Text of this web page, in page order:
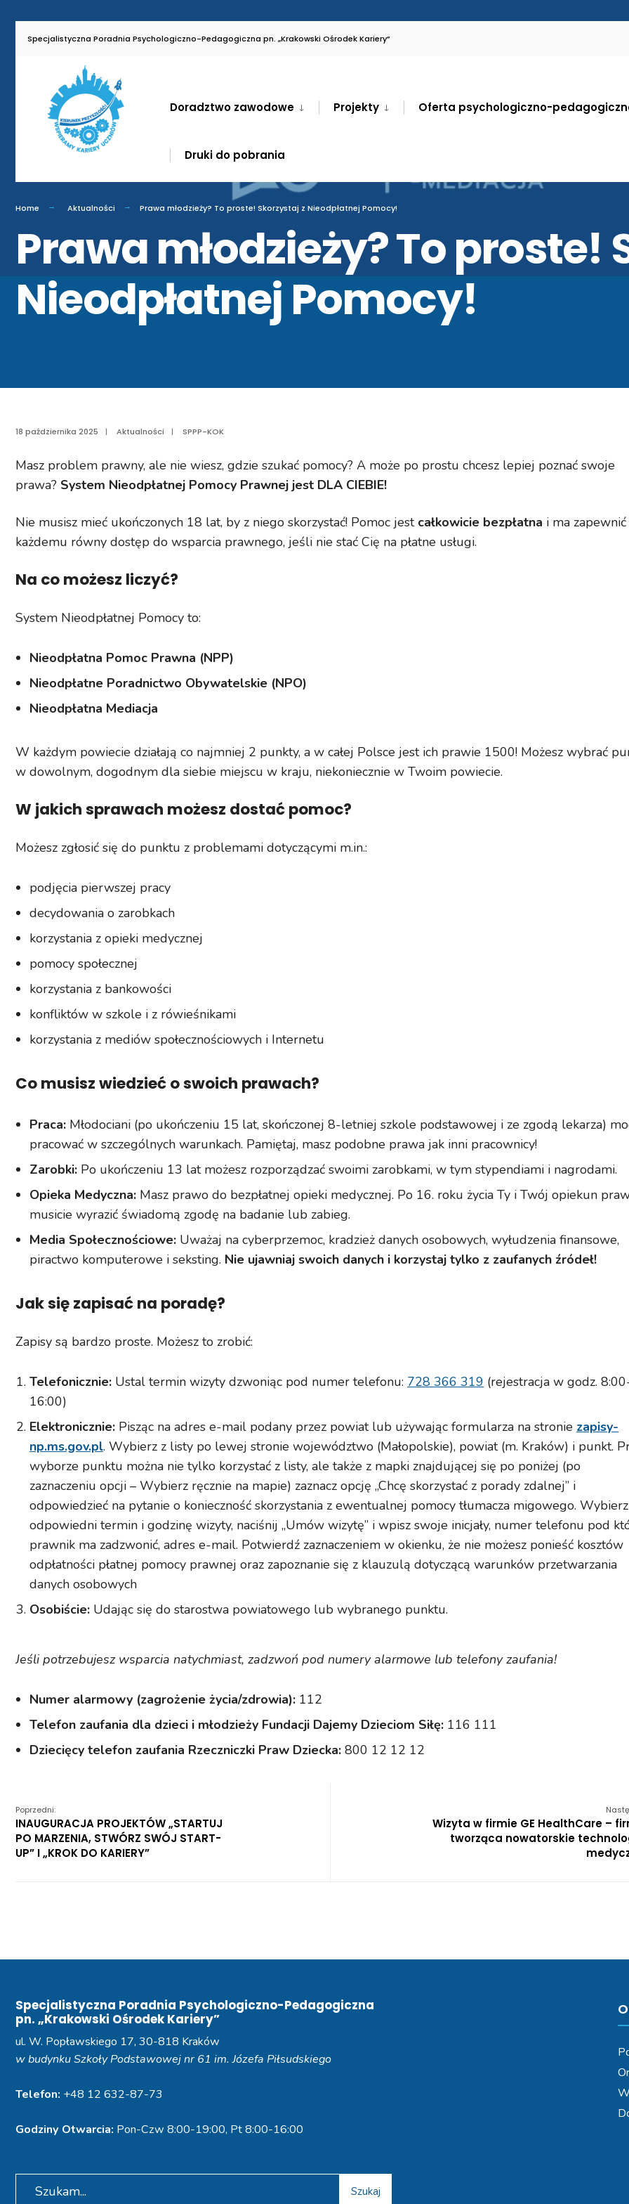
Specjalistyczna Poradnia Psychologiczno-Pedagogiczna pn. „Krakowski Ośrodek Kariery”
Doradztwo zawodowe Projekty Oferta psychologiczno-
Druki do pobrania
Home Aktualności Prawa młodzieży? To proste! Skorzystaj z Nieodpłatnej Pomocy!
Prawa młodzieży? To proste!
Nieodpłatnej Pomocy!
18 października 2025 | Aktualności | SPPP-KOK
Masz problem prawny, ale nie wiesz, gdzie szukać pomocy? A może po prostu chcesz lepiej poznać swoje
prawa? System Nieodpłatnej Pomocy Prawnej jest DLA CIEBIE!
Nie musisz mieć ukończonych 18 lat, by z niego skorzystać! Pomoc jest całkowicie bezpłatna i ma zapewnić
każdemu równy dostęp do wsparcia prawnego, jeśli nie stać Cię na płatne usługi.
Na co możesz liczyć?
System Nieodpłatnej Pomocy to:
Nieodpłatna Pomoc Prawna (NPP)
Nieodpłatne Poradnictwo Obywatelskie (NPO)
Nieodpłatna Mediacja
W każdym powiecie działają co najmniej 2 punkty, a w całej Polsce jest ich prawie 1500! Możesz wybrać
w dowolnym, dogodnym dla siebie miejscu w kraju, niekoniecznie w Twoim powiecie.
W jakich sprawach możesz dostać pomoc?
Możesz zgłosić się do punktu z problemami dotyczącymi m.in.:
podjęcia pierwszej pracy
decydowania o zarobkach
korzystania z opieki medycznej
pomocy społecznej
korzystania z bankowości
konfliktów w szkole i z rówieśnikami
korzystania z mediów społecznościowych i Internetu
Co musisz wiedzieć o swoich prawach?
Praca: Młodociani (po ukończeniu 15 lat, skończonej 8-letniej szkole podstawowej i ze zgodą lekarza)
pracować w szczególnych warunkach. Pamiętaj, masz podobne prawa jak inni pracownicy!
Zarobki: Po ukończeniu 13 lat możesz rozporządzać swoimi zarobkami, w tym stypendiami i nagrodami.
Opieka Medyczna: Masz prawo do bezpłatnej opieki medycznej. Po 16. roku życia Ty i Twój opiekun
musicie wyrazić świadomą zgodę na badanie lub zabieg.
Media Społecznościowe: Uważaj na cyberprzemoc, kradzież danych osobowych, wyłudzenia finansowe,
piractwo komputerowe i seksting. Nie ujawniaj swoich danych i korzystaj tylko z zaufanych źródeł!
Jak się zapisać na poradę?
Zapisy są bardzo proste. Możesz to zrobić:
Telefonicznie: Ustal termin wizyty dzwoniąc pod numer telefonu: 728 366 319 (rejestracja w godz.
16:00)
Elektronicznie: Pisząc na adres e-mail podany przez powiat lub używając formularza na stronie zapisy-
np.ms.gov.pl. Wybierz z listy po lewej stronie województwo (Małopolskie), powiat (m. Kraków) i punkt.
wyborze punktu można nie tylko korzystać z listy, ale także z mapki znajdującej się po poniżej (po
zaznaczeniu opcji – Wybierz ręcznie na mapie) zaznacz opcję „Chcę skorzystać z porady zdalnej” i
odpowiedzieć na pytanie o konieczność skorzystania z ewentualnej pomocy tłumacza migowego. Wybierz
odpowiedni termin i godzinę wizyty, naciśnij „Umów wizytę” i wpisz swoje inicjały, numer telefonu pod
prawnik ma zadzwonić, adres e-mail. Potwierdź zaznaczeniem w okienku, że nie możesz ponieść kosztów
odpłatności płatnej pomocy prawnej oraz zapoznanie się z klauzulą dotyczącą warunków przetwarzania
danych osobowych
Osobiście: Udając się do starostwa powiatowego lub wybranego punktu.
Jeśli potrzebujesz wsparcia natychmiast, zadzwoń pod numery alarmowe lub telefony zaufania!
Numer alarmowy (zagrożenie życia/zdrowia): 112
Telefon zaufania dla dzieci i młodzieży Fundacji Dajemy Dzieciom Siłę: 116 111
Dziecięcy telefon zaufania Rzeczniczki Praw Dziecka: 800 12 12 12
Poprzedni:
INAUGURACJA PROJEKTÓW „STARTUJ
PO MARZENIA, STWÓRZ SWÓJ START-
UP” I „KROK DO KARIERY”
Wizyta w firmie GE HealthCare –
tworząca nowatorskie
Specjalistyczna Poradnia Psychologiczno-Pedagogiczna
pn. „Krakowski Ośrodek Kariery”
ul. W. Popławskiego 17, 30-818 Kraków
w budynku Szkoły Podstawowej nr 61 im. Józefa Piłsudskiego
Telefon: +48 12 632-87-73
Godziny Otwarcia: Pon-Czw 8:00-19:00, Pt 8:00-16:00
Szukaj